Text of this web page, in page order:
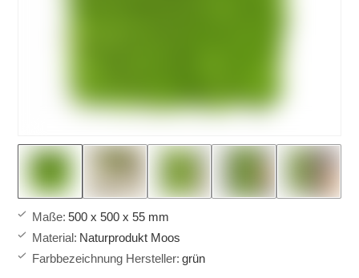
Maße: 500 x 500 x 55 mm
Material: Naturprodukt Moos
Farbbezeichnung Hersteller: grün